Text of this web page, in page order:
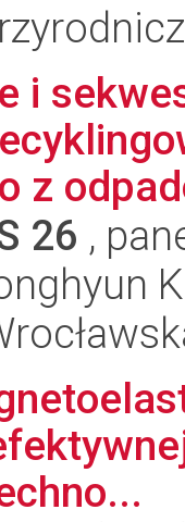
i
z
26 ,